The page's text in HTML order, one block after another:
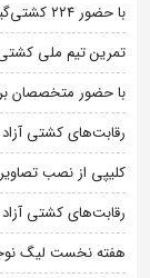
با حضور ۲۲۴ کشتی‌گیر از ۸ شهرستان؛
تمرین تیم ملی
با حضور متخصصان
رقابت‌های کشتی آزاد
کلیپی از نصب
رقابت‌های کشتی آزاد
هفته نخست لیگ